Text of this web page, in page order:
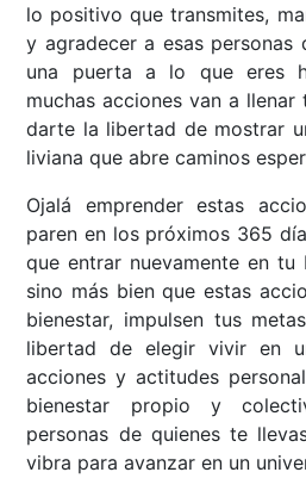
lo positivo que transmites,
y agradecer a esas personas
una puerta a lo que eres
muchas acciones van a
darte la libertad de mostrar
liviana que abre caminos
Ojalá emprender estas
paren en los próximos 365
que entrar nuevamente en
sino más bien que estas
bienestar, impulsen tus
libertad de elegir vivir en
acciones y actitudes
bienestar propio y
personas de quienes te
vibra para avanzar en un